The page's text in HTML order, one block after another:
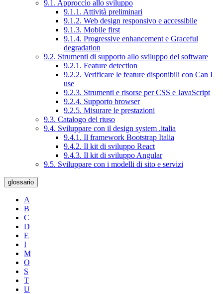
9.1. Approccio allo sviluppo
9.1.1. Attività preliminari
9.1.2. Web design responsivo e accessibile
9.1.3. Mobile first
9.1.4. Progressive enhancement e Graceful
degradation
9.2. Strumenti di supporto allo sviluppo del software
9.2.1. Feature detection
9.2.2. Verificare le feature disponibili con Can I
use
9.2.3. Strumenti e risorse per CSS e JavaScript
9.2.4. Supporto browser
9.2.5. Misurare le prestazioni
9.3. Catalogo del riuso
9.4. Sviluppare con il design system .italia
9.4.1. Il framework Bootstrap Italia
9.4.2. Il kit di sviluppo React
9.4.3. Il kit di sviluppo Angular
9.5. Sviluppare con i modelli di sito e servizi
glossario
A
B
C
D
E
I
M
O
S
T
U